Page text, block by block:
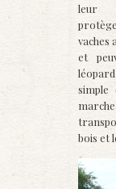
leur
vaches
et
bois et